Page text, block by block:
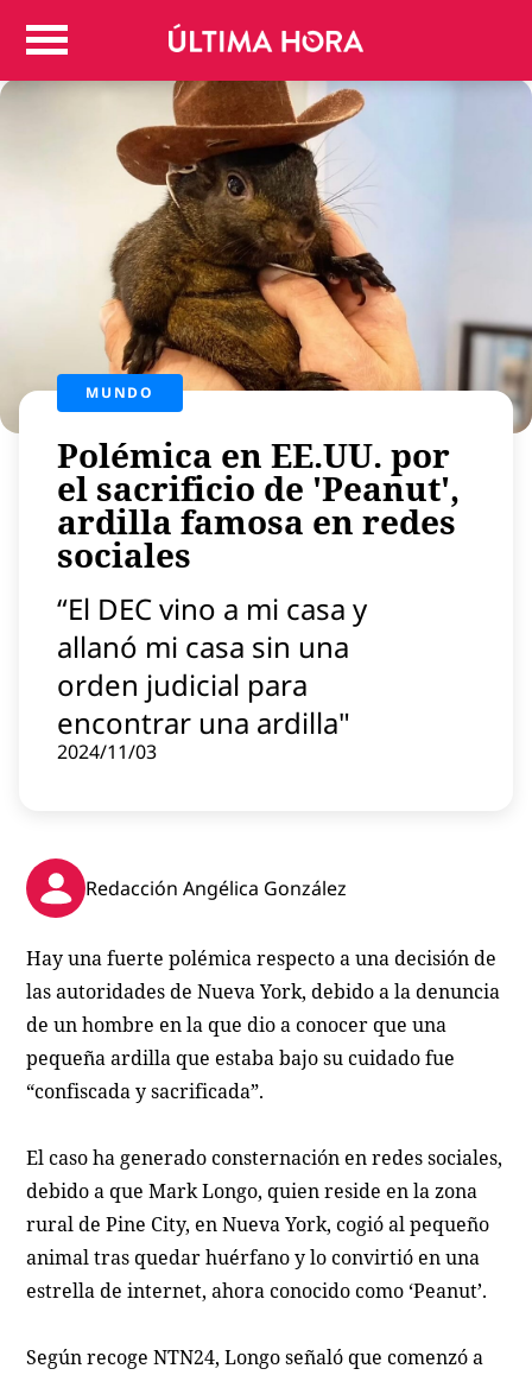
Regiones
Entretenimiento
Más
Virales
Economía
Estilo de vida
Contenido patrocinado
MUNDO
Polémica en EE.UU. por
el sacrificio de 'Peanut',
ardilla famosa en redes
sociales
“El DEC vino a mi casa y
allanó mi casa sin una
orden judicial para
encontrar una ardilla"
2024/11/03
Redacción Angélica González
Hay una fuerte polémica respecto a una decisión de
las autoridades de Nueva York, debido a la denuncia
de un hombre en la que dio a conocer que una
pequeña ardilla que estaba bajo su cuidado fue
“confiscada y sacrificada”.
El caso ha generado consternación en redes sociales,
debido a que Mark Longo, quien reside en la zona
rural de Pine City, en Nueva York, cogió al pequeño
animal tras quedar huérfano y lo convirtió en una
estrella de internet, ahora conocido como ‘Peanut’.
Según recoge NTN24, Longo señaló que comenzó a